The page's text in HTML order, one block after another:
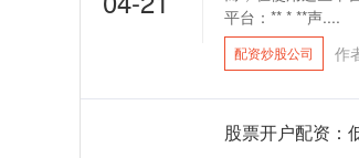
平台：** * **声....
配资炒股公司 作
股票开户配资：